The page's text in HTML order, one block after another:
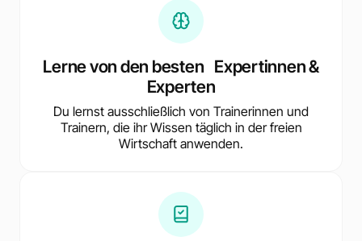
Lerne von den besten Expertinnen &
Experten
Du lernst ausschließlich von Trainerinnen und
Trainern, die ihr Wissen täglich in der freien
Wirtschaft anwenden.